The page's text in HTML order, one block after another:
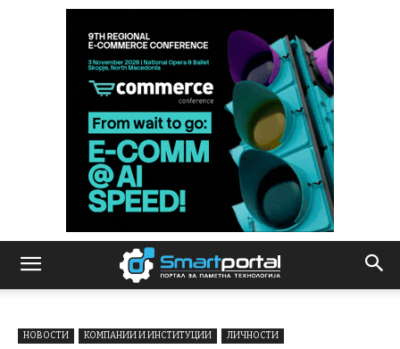
НОВОСТИ КОМПАНИИ И ИНСТИТУЦИИ ЛИЧНОСТИ